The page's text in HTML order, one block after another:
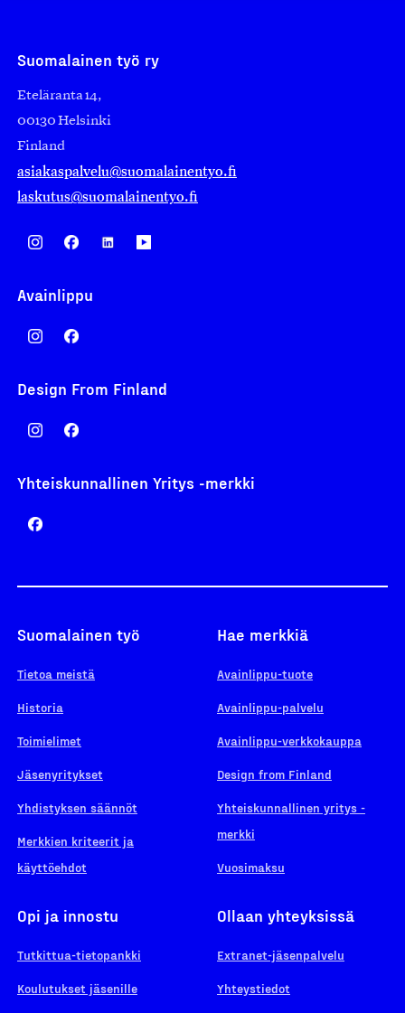
Suomalainen työ ry
Eteläranta 14,
00130 Helsinki
Finland
asiakaspalvelu@suomalainentyo.fi
laskutus@suomalainentyo.fi
Avainlippu
Design From Finland
Yhteiskunnallinen Yritys -merkki
Suomalainen työ
Tietoa meistä
Historia
Toimielimet
Jäsenyritykset
Yhdistyksen säännöt
Merkkien kriteerit ja
käyttöehdot
Hae merkkiä
Avainlippu-tuote
Avainlippu-palvelu
Avainlippu-verkkokauppa
Design from Finland
Yhteiskunnallinen yritys -
merkki
Vuosimaksu
Opi ja innostu
Tutkittua-tietopankki
Koulutukset jäsenille
Ollaan yhteyksissä
Extranet-jäsenpalvelu
Yhteystiedot